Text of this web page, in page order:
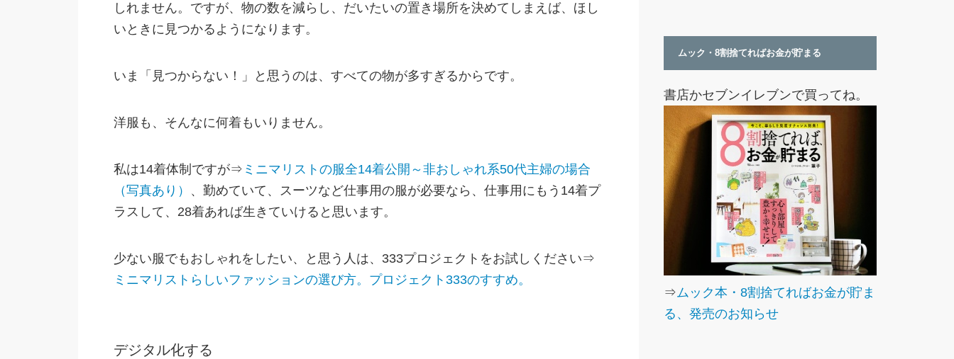
しれません。ですが、物の数を減らし、だいたいの置き場所を決めてしまえば、ほし
いときに見つかるようになります。
いま「見つからない！」と思うのは、すべての物が多すぎるからです。
洋服も、そんなに何着もいりません。
私は14着体制ですが⇒ ミニマリストの服全14着公開～非おしゃれ系50代主婦の場合
（写真あり）
、勤めていて、スーツなど仕事用の服が必要なら、仕事用にもう14着プ
ラスして、28着あれば生きていけると思います。
少ない服でもおしゃれをしたい、と思う人は、333プロジェクトをお試しください⇒
ミニマリストらしいファッションの選び方。プロジェクト333のすすめ。
デジタル化する
ムック・8割捨てればお金が貯まる
書店かセブンイレブンで買ってね。
⇒ムック本・8割捨てればお金が貯ま
る、発売のお知らせ